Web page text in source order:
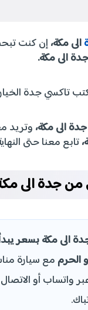
الى مكة،إن كنت
الى مكة.
تاكسي جدة
الى مكة، وتريد
تابع معنا حتى
جدة الى
بسعر يبدأ من 244
الحرم مع سيارة
واتساب أو